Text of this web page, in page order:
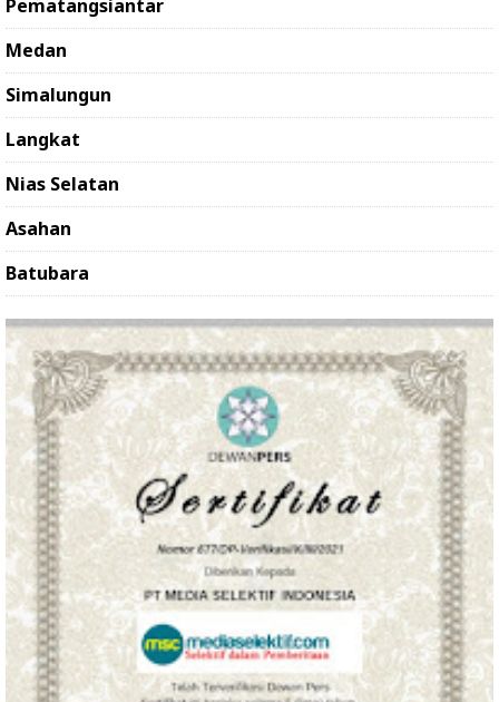
Pematangsiantar
Medan
Simalungun
Langkat
Nias Selatan
Asahan
Batubara